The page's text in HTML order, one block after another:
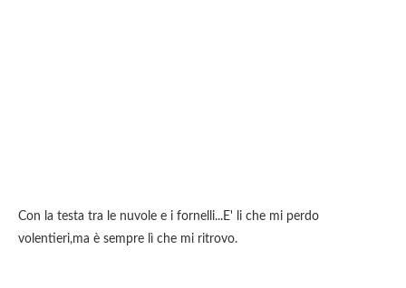
Con la testa tra le nuvole e i fornelli...E' li che mi perdo
volentieri,ma è sempre lì che mi ritrovo.